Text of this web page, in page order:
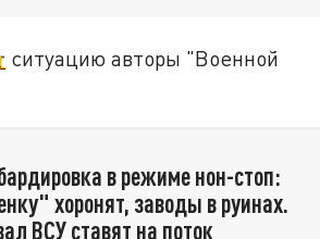
ситуацию авторы "Военной
в режиме нон-стоп:
хоронят, заводы в руинах.
ВСУ ставят на поток